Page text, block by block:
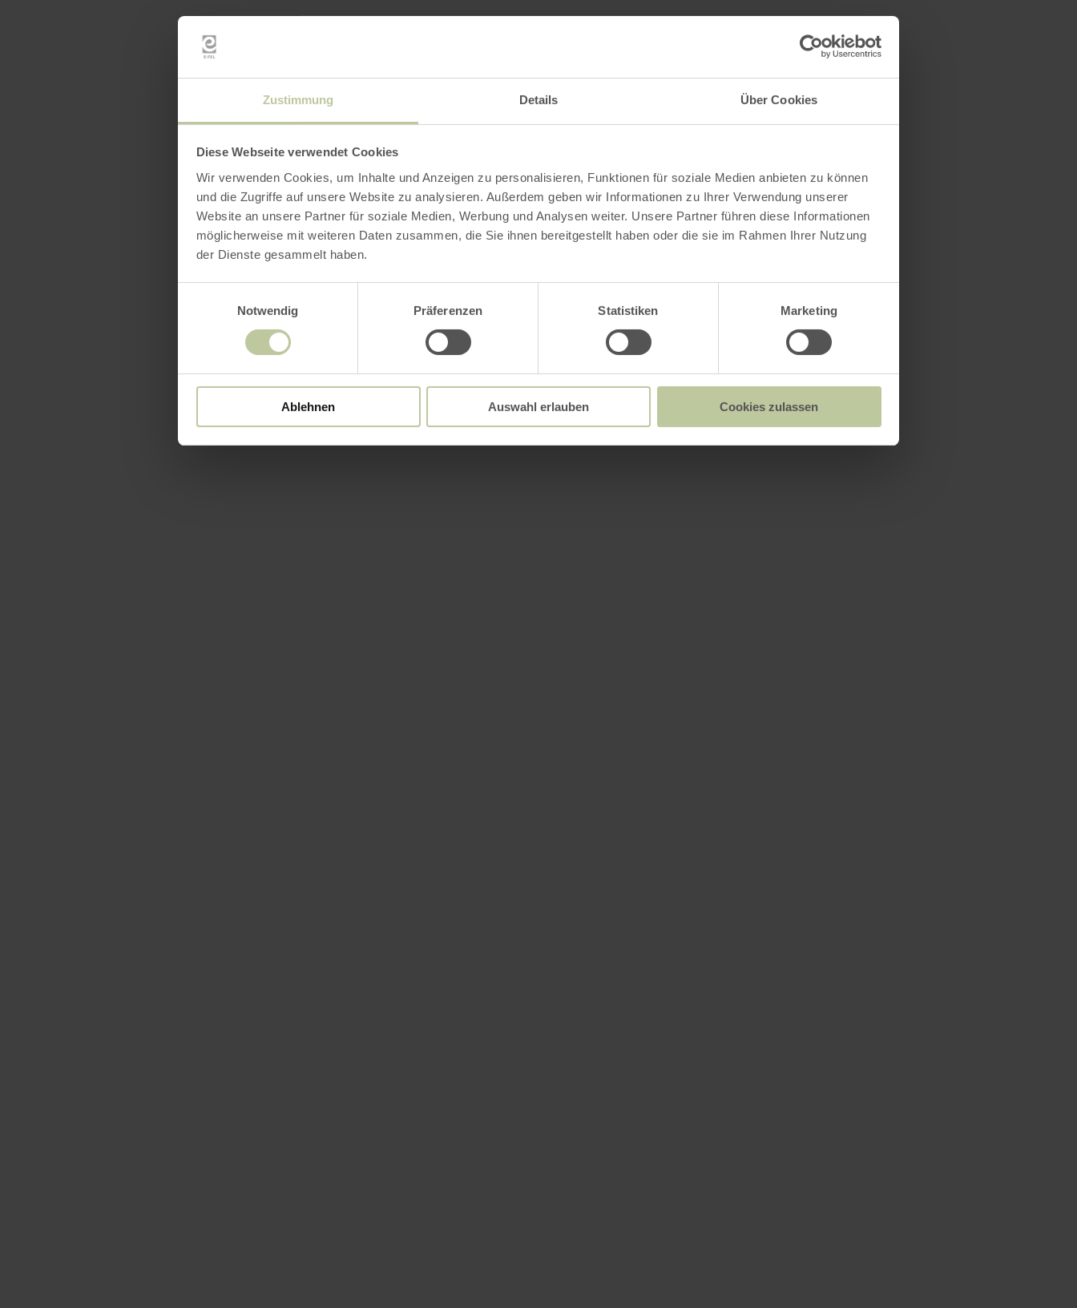
Zustimmung Details Über Cookies
Diese Webseite verwendet Cookies
Wir verwenden Cookies, um Inhalte und Anzeigen zu personalisieren, Funktionen für soziale Medien anbieten zu können
und die Zugriffe auf unsere Website zu analysieren. Außerdem geben wir Informationen zu Ihrer Verwendung unserer
Website an unsere Partner für soziale Medien, Werbung und Analysen weiter. Unsere Partner führen diese Informationen
möglicherweise mit weiteren Daten zusammen, die Sie ihnen bereitgestellt haben oder die sie im Rahmen Ihrer Nutzung
der Dienste gesammelt haben.
Notwendig
Präferenzen Statistiken Marketing
Ablehnen Auswahl erlauben Cookies zulassen